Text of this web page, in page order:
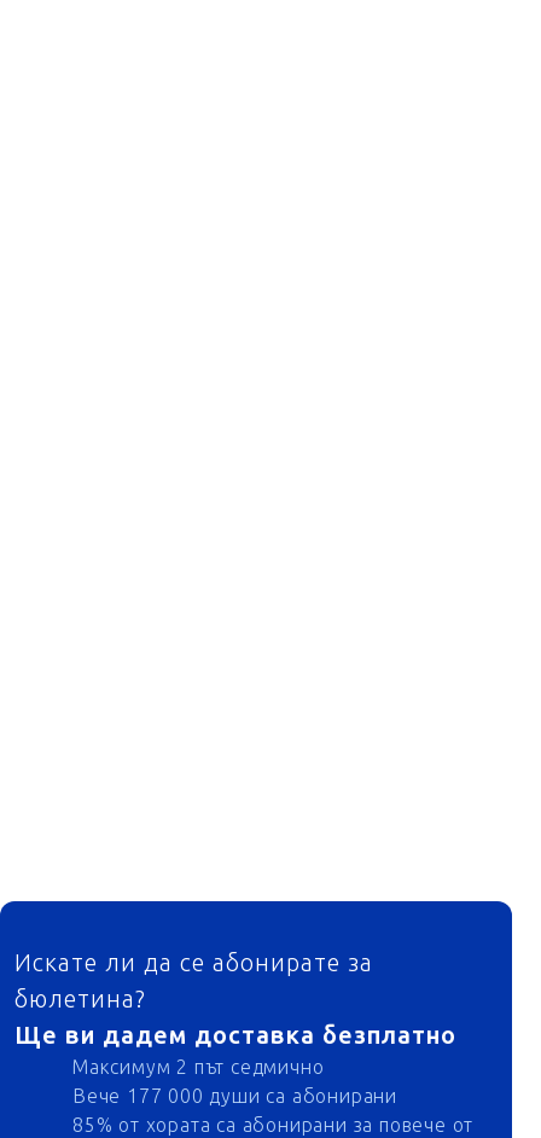
ФУТЕР
Искате ли да се абонирате за
бюлетина?
Ще ви дадем доставка безплатно
Максимум 2 път седмично
Вече 177 000 души са абонирани
85% от хората са абонирани за повече от